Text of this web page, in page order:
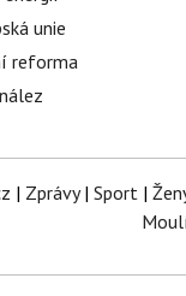
unie
reforma
| Zprávy| Sport|